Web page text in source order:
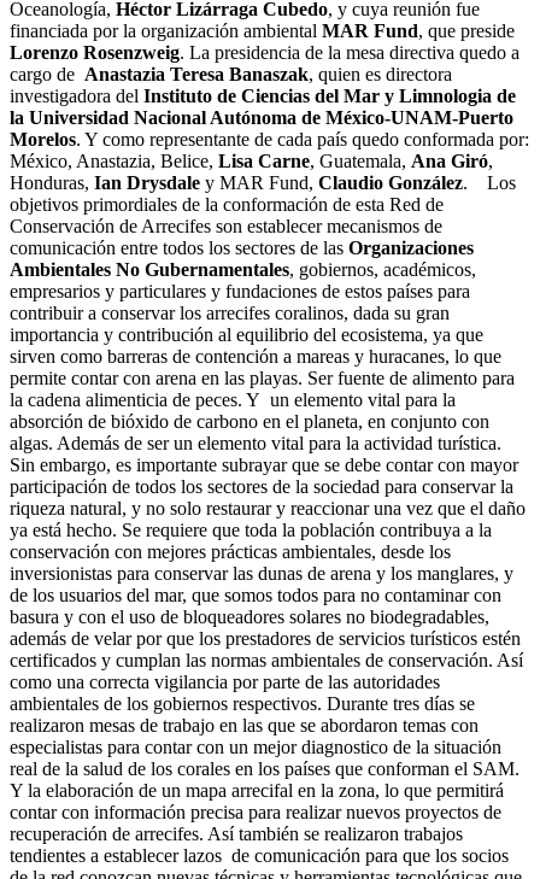
Oceanología, Héctor Lizárraga Cubedo, y cuya reunión fue
financiada por la organización ambiental MAR Fund, que preside
Lorenzo Rosenzweig. La presidencia de la mesa directiva quedo a
cargo de Anastazia Teresa Banaszak, quien es directora
investigadora del Instituto de Ciencias del Mar y Limnologia de
la Universidad Nacional Autónoma de México-UNAM-Puerto
Morelos. Y como representante de cada país quedo conformada por:
México, Anastazia, Belice, Lisa Carne, Guatemala, Ana Giró,
Honduras, Ian Drysdale y MAR Fund, Claudio González.
Los
objetivos primordiales de la conformación de esta Red de
Conservación de Arrecifes son establecer mecanismos de
comunicación entre todos los sectores de las Organizaciones
Ambientales No Gubernamentales, gobiernos, académicos,
empresarios y particulares y fundaciones de estos países para
contribuir a conservar los arrecifes coralinos, dada su gran
importancia y contribución al equilibrio del ecosistema, ya que
sirven como barreras de contención a mareas y huracanes, lo que
permite contar con arena en las playas. Ser fuente de alimento para
la cadena alimenticia de peces. Y un elemento vital para la
absorción de bióxido de carbono en el planeta, en conjunto con
algas. Además de ser un elemento vital para la actividad turística.
Sin embargo, es importante subrayar que se debe contar con mayor
participación de todos los sectores de la sociedad para conservar la
riqueza natural, y no solo restaurar y reaccionar una vez que el daño
ya está hecho. Se requiere que toda la población contribuya a la
conservación con mejores prácticas ambientales, desde los
inversionistas para conservar las dunas de arena y los manglares, y
de los usuarios del mar, que somos todos para no contaminar con
basura y con el uso de bloqueadores solares no biodegradables,
además de velar por que los prestadores de servicios turísticos estén
certificados y cumplan las normas ambientales de conservación. Así
como una correcta vigilancia por parte de las autoridades
ambientales de los gobiernos respectivos. Durante tres días se
realizaron mesas de trabajo en las que se abordaron temas con
especialistas para contar con un mejor diagnostico de la situación
real de la salud de los corales en los países que conforman el SAM.
Y la elaboración de un mapa arrecifal en la zona, lo que permitirá
contar con información precisa para realizar nuevos proyectos de
recuperación de arrecifes. Así también se realizaron trabajos
tendientes a establecer lazos de comunicación para que los socios